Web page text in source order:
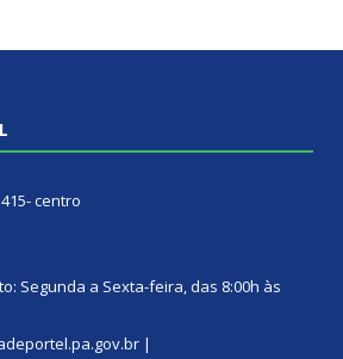
centro
Segunda a Sexta-feira, das 8:00h às
|